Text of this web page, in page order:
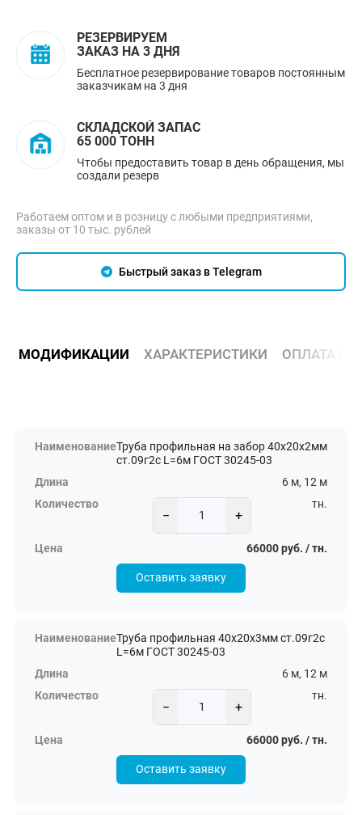
РЕЗЕРВИРУЕМ
ЗАКАЗ НА 3 ДНЯ
Бесплатное резервирование товаров постоянным
заказчикам на 3 дня
СКЛАДСКОЙ ЗАПАС
65 000 ТОНН
Чтобы предоставить товар в день обращения, мы
создали резерв
Работаем оптом и в розницу с любыми предприятиями,
заказы от 10 тыс. рублей
Быстрый заказ в Telegram
МОДИФИКАЦИИ ХАРАКТЕРИСТИКИ ОПЛАТА И
Труба профильная на забор 40х20х2мм
ст.09г2с L=6м ГОСТ 30245-03
6 м, 12 м
− +
тн.
66000 руб. / тн.
Оставить заявку
Труба профильная 40х20х3мм ст.09г2с
L=6м ГОСТ 30245-03
6 м, 12 м
− +
тн.
66000 руб. / тн.
Оставить заявку